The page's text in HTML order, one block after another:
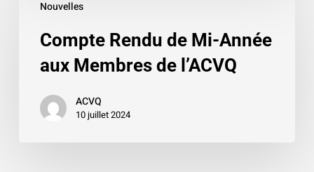
Nouvelles
Rendu
Année
Membres
Compte Rendu de Mi-Année
aux Membres de l’ACVQ
ACVQ
10 juillet 2024